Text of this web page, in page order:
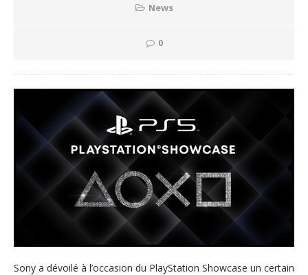
News
0
Sony a dévoilé à l’occasion du PlayStation Showcase un certain